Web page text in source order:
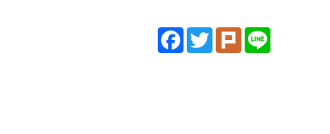
Facebook
TwitterPlurk